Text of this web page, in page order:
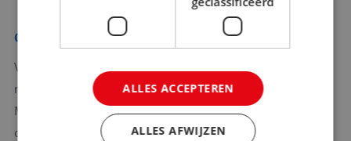
Over de werkgever
Vivencia Travel is een toonaangevende specialist in
maatwerk privéreizen naar bestemmingen in het
Middellandse Zeegebied. We hebben niet alleen de ambitie
om onderscheidend te zijn in een hypercompetitieve markt,
ALLES ACCEPTEREN
ALLES AFWIJZEN